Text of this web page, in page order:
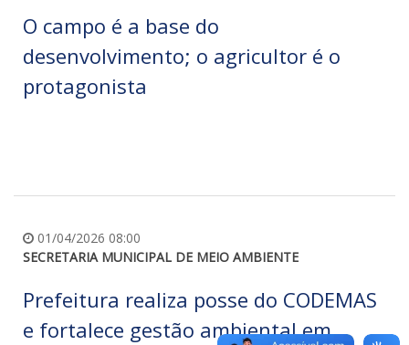
O campo é a base do
desenvolvimento; o agricultor é o
protagonista
01/04/2026 08:00
SECRETARIA MUNICIPAL DE MEIO AMBIENTE
Prefeitura realiza posse do CODEMAS
e fortalece gestão ambiental em